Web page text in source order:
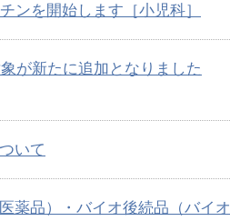
ンを開始します［小児科］
が新たに追加となりました
いて
薬品）・バイオ後続品（バイオ